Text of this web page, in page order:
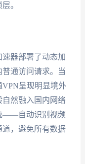
。
器部署了动态加
通访问请求。当
呈现明显境外
然融入国内网络
——自动识别视频
，避免所有数据